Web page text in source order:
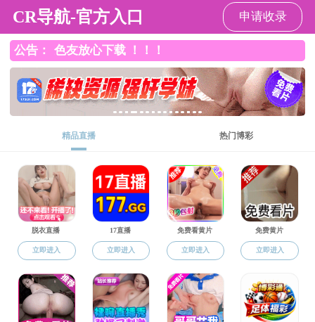
成人网站
成人网站 成人网站概况 党建之窗 人才
学生工作
学工队伍
成人网站 ·学生工作·